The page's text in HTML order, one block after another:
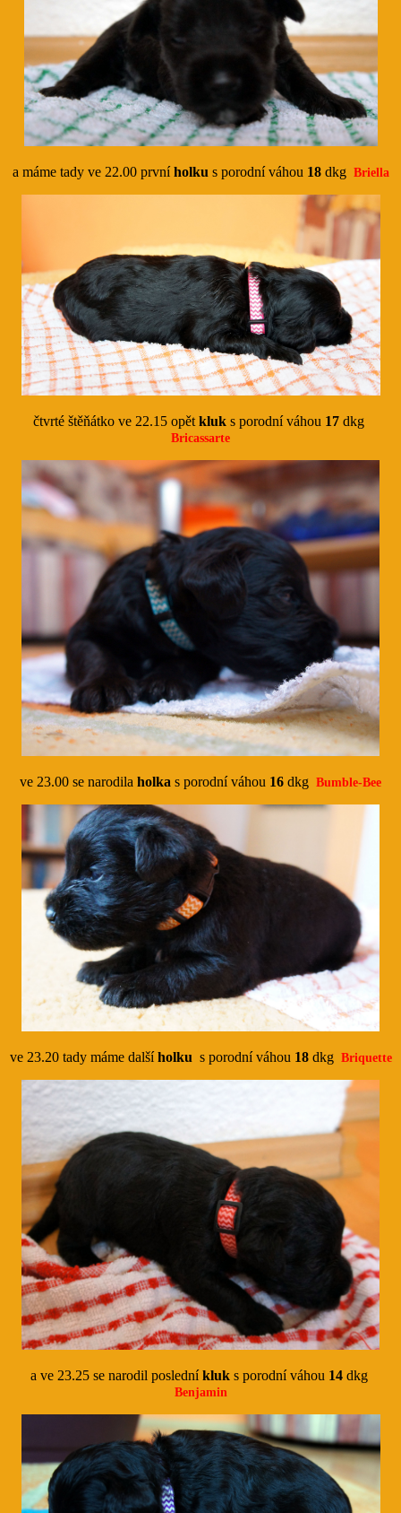
a máme tady ve 22.00 prvníholku s porodní váhou 18dkg Briella
čtvrté štěňátko ve 22.15 opět kluk s porodní váhou 17 dkg
Bricassarte
ve 23.00 se narodila holka s porodní váhou 16 dkg Bumble-Bee
ve 23.20 tady máme dalšíholku s porodní váhou 18 dkg Briquette
a ve 23.25 se narodil posledníkluks porodní váhou 14dkg
Benjamin